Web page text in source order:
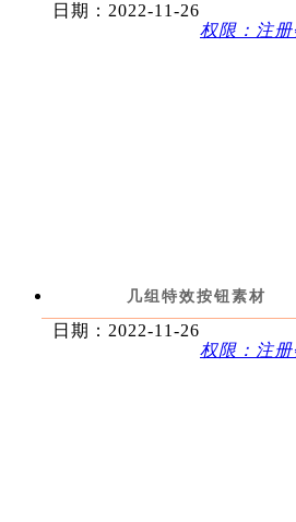
权限：注
日期：2022-11-26
几组特效按钮素材
权限：注
日期：2022-11-26